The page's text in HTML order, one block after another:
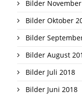
Bilder
Bilder Oktober
Bilder
Bilder August
Bilder Juli 2018
Bilder Juni 2018